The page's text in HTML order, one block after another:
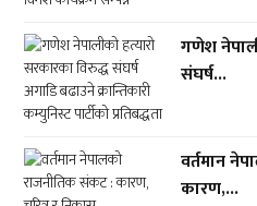
गणेश
संघर्ष...
वर्तमान
कारण,...